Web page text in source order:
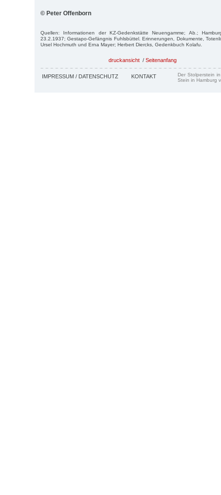
© Peter Offenborn
Quellen: Informationen der KZ-Gedenkstätte Neuengamme; Ab.;
23.2.1937; Gestapo-Gefängnis Fuhlsbüttel. Erinnerungen, Dokumente,
Ursel Hochmuth und Erna Mayer; Herbert Diercks, Ge­denkbuch Kolafu.
druckansicht / Seitenanfang
IMPRESSUM / DATENSCHUTZ KONTAKT
Der Stolperstein
Stein in Hamburg